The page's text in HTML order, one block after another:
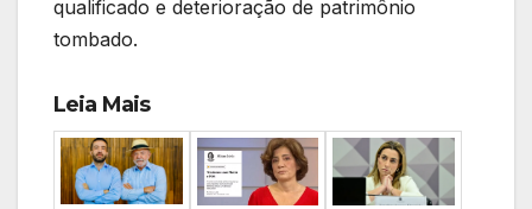
qualificado e deterioração de patrimônio
tombado.
Leia Mais